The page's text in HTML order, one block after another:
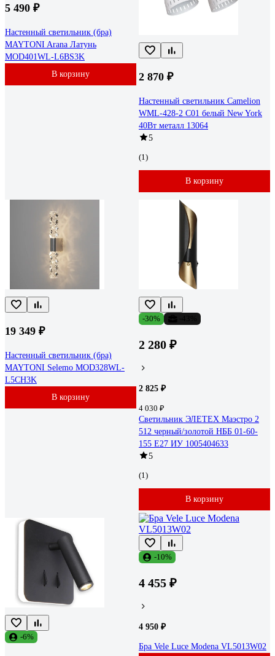
5 490 ₽
Настенный светильник (бра)
MAYTONI Arana Латунь
MOD401WL-L6BS3K
В корзину
2 870 ₽
Настенный светильник Camelion
WML-428-2 С01 белый New York
40Вт металл 13064
5
(1)
В корзину
19 349 ₽
Настенный светильник (бра)
MAYTONI Selemo MOD328WL-
L5CH3K
В корзину
-30%
2 280 ₽
2 825 ₽
4 030 ₽
Светильник ЭЛЕТЕХ Маэстро 2
512 черный/золотой НББ 01-60-
155 Е27 ИУ 1005404633
5
(1)
В корзину
-6%
-10%
4 455 ₽
4 950 ₽
Бра Vele Luce Modena VL5013W02